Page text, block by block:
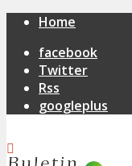
Home
facebook
Twitter
Rss
googleplus